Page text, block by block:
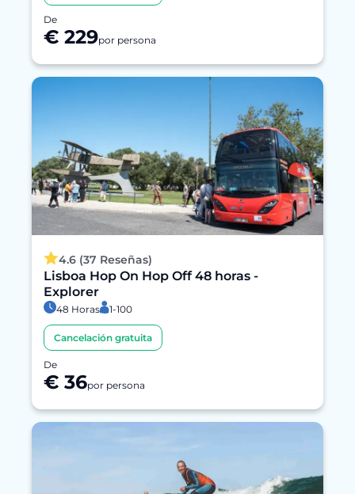
De
€ 229por persona
4.6 (37 Reseñas)
Lisboa Hop On Hop Off 48 horas -
Explorer
48 Horas 1-100
Cancelación gratuita
De
€ 36por persona